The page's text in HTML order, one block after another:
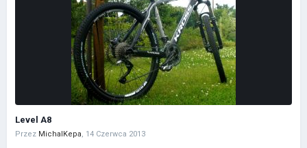
Level A8
Przez MichalKepa, 14 Czerwca 2013